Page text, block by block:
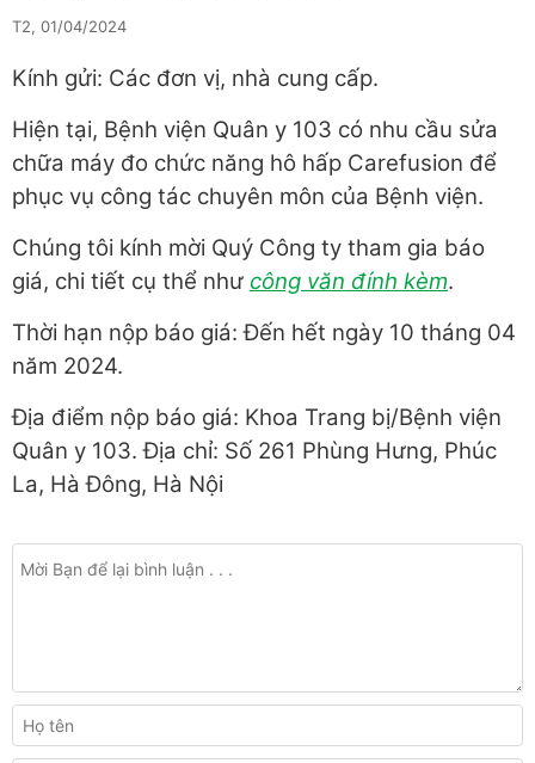
T2, 01/04/2024
Kính gửi: Các đơn vị, nhà cung cấp.
Hiện tại, Bệnh viện Quân y 103 có nhu cầu sửa
chữa máy đo chức năng hô hấp Carefusion để
phục vụ công tác chuyên môn của Bệnh viện.
Chúng tôi kính mời Quý Công ty tham gia báo
giá, chi tiết cụ thể như công văn đính kèm.
Thời hạn nộp báo giá: Đến hết ngày 10 tháng 04
năm 2024.
Địa điểm nộp báo giá: Khoa Trang bị/Bệnh viện
Quân y 103. Địa chỉ: Số 261 Phùng Hưng, Phúc
La, Hà Đông, Hà Nội